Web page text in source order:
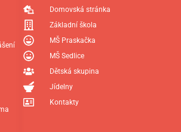
Domovská stránka
Základní škola
MŠ Praskačka
MŠ Sedlice
Dětská skupina
Jídelny
Kontakty